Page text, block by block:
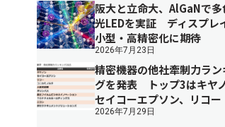
阪大と立命大、AlGaNで多
光LEDを実証 ディスプレ
小型・高精密化に期待
2026年7月23日
精密機器の他社牽制力ラン
グを発表 トップ3はキヤノ
セイコーエプソン、リコー
2026年7月29日